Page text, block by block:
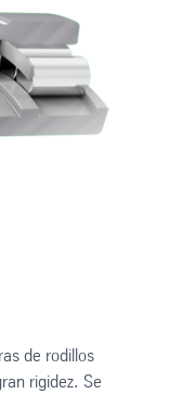
de rodillos
rigidez. Se